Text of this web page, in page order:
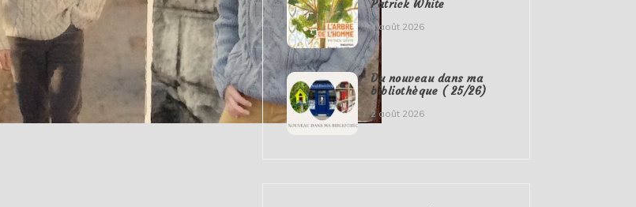
Patrick White
4 août 2026
Du nouveau dans ma
bibliothèque ( 25/26)
2 août 2026